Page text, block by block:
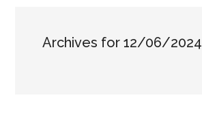
Archives for 12/06/2024